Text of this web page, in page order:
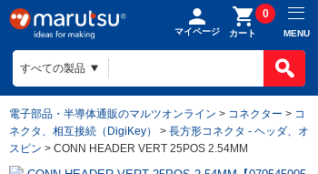
マイページ カート
0
MENU
電子部品・半導体通販のマルツオンライン > コネクター > コ
ネクタ、相互接続（DigiKey）
> 長方形コネクタ - ヘッダ、オ
スピン > CONN HEADER VERT 25POS 2.54MM